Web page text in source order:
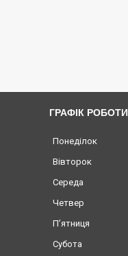
ГРАФІК РОБОТИ
Понеділок
Вівторок
Середа
Четвер
Пʼятниця
Субота